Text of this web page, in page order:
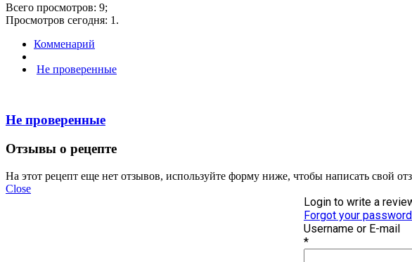
Всего просмотров: 9;
Просмотров сегодня: 1.
Комменарий
Не проверенные
Не проверенные
Отзывы о рецепте
На этот рецепт еще нет отзывов, используйте форму ниже, чтобы написать свой
Close
Login to write a
Forgot your
Username or E-mail
*